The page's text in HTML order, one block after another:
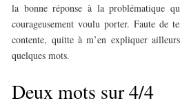
la bonne réponse à la problématique
courageusement voulu porter. Faute de
contente, quitte à m’en expliquer
quelques mots.
Deux mots sur 4/4